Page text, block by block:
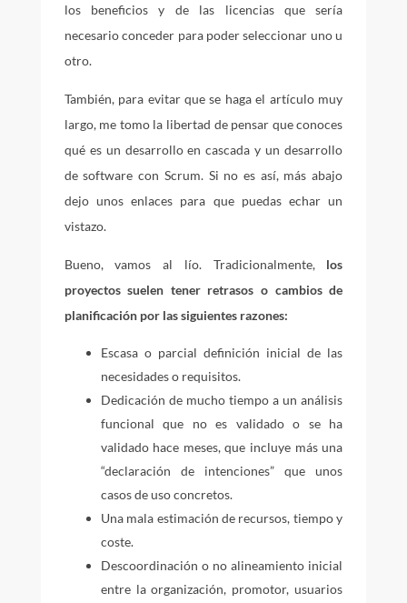
los beneficios y de las licencias que sería
necesario conceder para poder seleccionar uno u
otro.
También, para evitar que se haga el artículo muy
largo, me tomo la libertad de pensar que conoces
qué es un desarrollo en cascada y un desarrollo
de software con Scrum. Si no es así, más abajo
dejo unos enlaces para que puedas echar un
vistazo.
Bueno, vamos al lío. Tradicionalmente, los
proyectos suelen tener retrasos o cambios de
planificación por las siguientes razones:
Escasa o parcial definición inicial de las
necesidades o requisitos.
Dedicación de mucho tiempo a un análisis
funcional que no es validado o se ha
validado hace meses, que incluye más una
“declaración de intenciones” que unos
casos de uso concretos.
Una mala estimación de recursos, tiempo y
coste.
Descoordinación o no alineamiento inicial
entre la organización, promotor, usuarios